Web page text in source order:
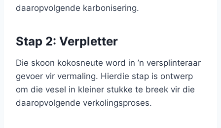
daaropvolgende karbonisering.
Stap 2: Verpletter
Die skoon kokosneute word in ’n versplinteraar
gevoer vir vermaling. Hierdie stap is ontwerp
om die vesel in kleiner stukke te breek vir die
daaropvolgende verkolingsproses.